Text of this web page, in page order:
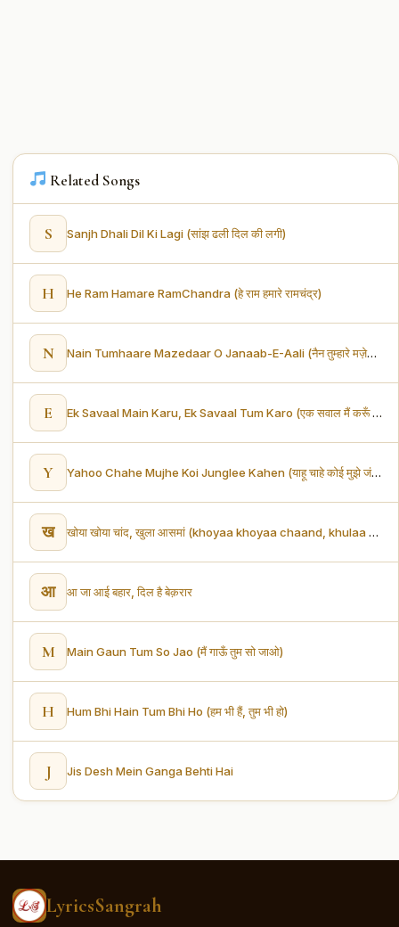
Related Songs
S Sanjh Dhali Dil Ki Lagi (सांझ ढली दिल की लगी)
H He Ram Hamare RamChandra (हे राम हमारे रामचंद्र)
N Nain Tumhaare Mazedaar O Janaab-E-Aali (नैन तुम्हारे मज़ेदार ओ जनाब-ए-आली)
E Ek Savaal Main Karu, Ek Savaal Tum Karo (एक सवाल मैं करूँ एक सवाल तुम करो)
Y Yahoo Chahe Mujhe Koi Junglee Kahen (याहू चाहे कोई मुझे जंगली कहे)
ख खोया खोया चांद, खुला आसमां (khoyaa khoyaa chaand, khulaa aasamaan)
आ आ जा आई बहार, दिल है बेक़रार
M Main Gaun Tum So Jao (मैं गाऊँ तुम सो जाओ)
H Hum Bhi Hain Tum Bhi Ho (हम भी हैं, तुम भी हो)
J Jis Desh Mein Ganga Behti Hai
LyricsSangrah